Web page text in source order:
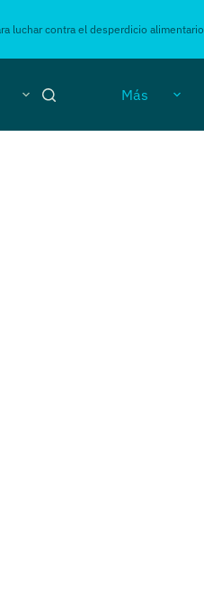
luchar contra el desperdicio alimentario
Más